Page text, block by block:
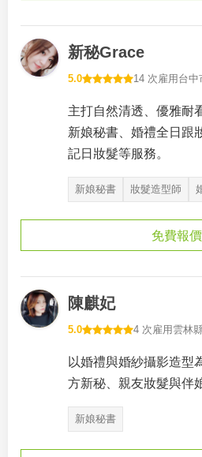
新秘Grace
5.0 14 次雇用 台中
主打自然清透、優雅耐
新娘秘書、婚禮全日跟
記日妝髮等服務。
新娘秘書 妝髮造型師
免費報價
陳麒妃
5.0 4 次雇用 雲林
以婚禮與婚紗攝影造型
方新秘、親友妝髮與伴
新娘秘書